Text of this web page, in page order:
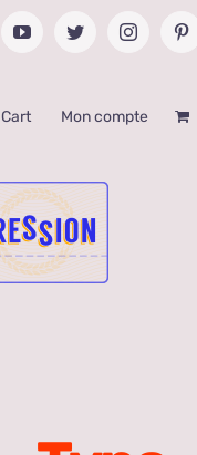
YouTubeTwitterInstagram
Mon compte